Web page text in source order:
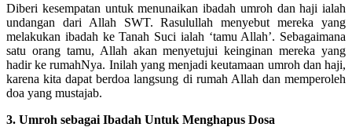
Diberi kesempatan untuk menunaikan ibadah umroh dan haji ialah
undangan dari Allah SWT. Rasulullah menyebut mereka yang
melakukan ibadah ke Tanah Suci ialah ‘tamu Allah’. Sebagaimana
satu orang tamu, Allah akan menyetujui keinginan mereka yang
hadir ke rumahNya. Inilah yang menjadi keutamaan umroh dan haji,
karena kita dapat berdoa langsung di rumah Allah dan memperoleh
doa yang mustajab.
3. Umroh sebagai Ibadah Untuk Menghapus Dosa